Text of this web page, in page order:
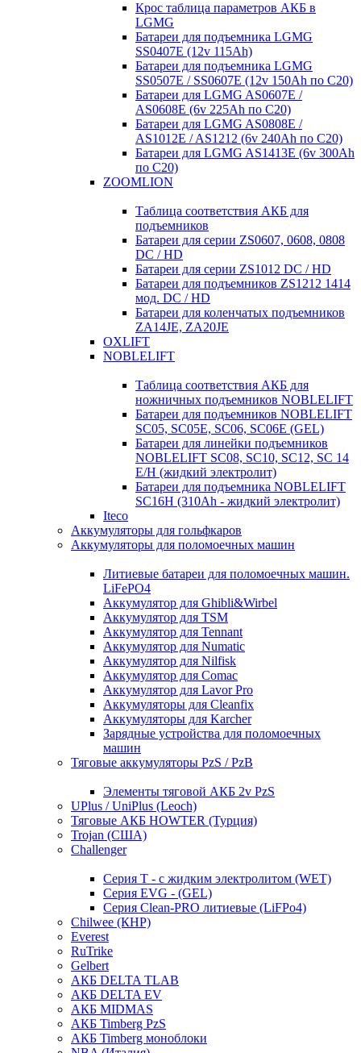
Крос таблица параметров АКБ в
LGMG
Батареи для подъемника LGMG
SS0407E (12v 115Ah)
Батареи для подъемника LGMG
SS0507E / SS0607E (12v 150Ah по С20)
Батареи для LGMG AS0607E /
AS0608E (6v 225Ah по С20)
Батареи для LGMG AS0808E /
AS1012E / AS1212 (6v 240Ah по С20)
Батареи для LGMG AS1413E (6v 300Ah
по С20)
ZOOMLION
Таблица соответствия АКБ для
подъемников
Батареи для серии ZS0607, 0608, 0808
DC / HD
Батареи для серии ZS1012 DC / HD
Батареи для подъемников ZS1212 1414
мод. DC / HD
Батареи для коленчатых подъемников
ZA14JE, ZA20JE
OXLIFT
NOBLELIFT
Таблица соответствия АКБ для
ножничных подъемников NOBLELIFT
Батареи для подъемников NOBLELIFT
SC05, SC05E, SC06, SC06E (GEL)
Батареи для линейки подъемников
NOBLELIFT SC08, SC10, SC12, SC 14
E/H (жидкий электролит)
Батареи для подъемника NOBLELIFT
SC16H (310Ah - жидкий электролит)
Iteco
Аккумуляторы для гольфкаров
Аккумуляторы для поломоечных машин
Литиевые батареи для поломоечных машин.
LiFePO4
Аккумулятор для Ghibli&Wirbel
Аккумулятор для TSM
Аккумулятор для Tennant
Аккумулятор для Numatic
Аккумулятор для Nilfisk
Аккумулятор для Comac
Аккумулятор для Lavor Pro
Аккумуляторы для Cleanfix
Аккумуляторы для Karcher
Зарядные устройства для поломоечных
машин
Тяговые аккумуляторы PzS / PzB
Элементы тяговой АКБ 2v PzS
UPlus / UniPlus (Leoch)
Тяговые АКБ HOWTER (Турция)
Trojan (США)
Challenger
Серия T - с жидким электролитом (WET)
Серия EVG - (GEL)
Серия Clean-PRO литиевые (LiFPo4)
Chilwee (КНР)
Everest
RuTrike
Gelbert
АКБ DELTA TLAB
АКБ DELTA EV
АКБ MIDMAS
АКБ Timberg PzS
АКБ Timberg моноблоки